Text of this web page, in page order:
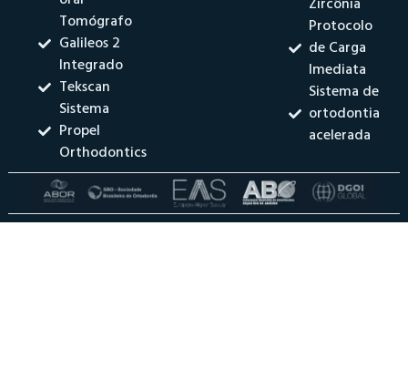
Tomógrafo
Galileos 2
Integrado
Tekscan
Sistema
Propel
Orthodontics
Protocolo
de Carga
Imediata
Sistema de
ortodontia
acelerada